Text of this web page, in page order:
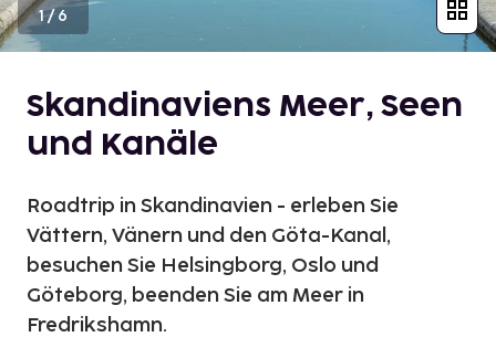
1/6
Skandinaviens Meer, Seen
und Kanäle
Roadtrip in Skandinavien - erleben Sie
Vättern, Vänern und den Göta-Kanal,
besuchen Sie Helsingborg, Oslo und
Göteborg, beenden Sie am Meer in
Fredrikshamn.